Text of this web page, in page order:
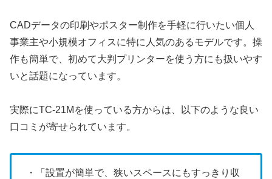
CADデータの印刷やポスター制作を手軽に行いたい個人
事業主や小規模オフィスに特に人気のあるモデルです。操
作も簡単で、初めて大判プリンターを使う方にも扱いやす
いと話題になっています。
実際にTC-21Mを使っている方からは、以下のような良い
口コミが寄せられています。
・「設置が簡単で、狭いスペースにもすっきり収